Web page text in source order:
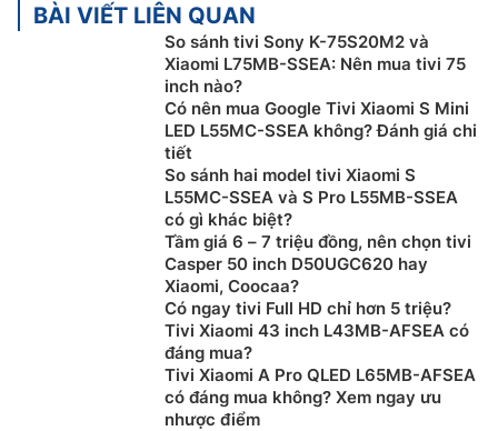
BÀI VIẾT LIÊN QUAN
So sánh tivi Sony K-75S20M2 và
Xiaomi L75MB-SSEA: Nên mua tivi 75
inch nào?
Có nên mua Google Tivi Xiaomi S Mini
LED L55MC-SSEA không? Đánh giá chi
tiết
So sánh hai model tivi Xiaomi S
L55MC-SSEA và S Pro L55MB-SSEA
có gì khác biệt?
Tầm giá 6 – 7 triệu đồng, nên chọn tivi
Casper 50 inch D50UGC620 hay
Xiaomi, Coocaa?
Có ngay tivi Full HD chỉ hơn 5 triệu?
Tivi Xiaomi 43 inch L43MB-AFSEA có
đáng mua?
Tivi Xiaomi A Pro QLED L65MB-AFSEA
có đáng mua không? Xem ngay ưu
nhược điểm